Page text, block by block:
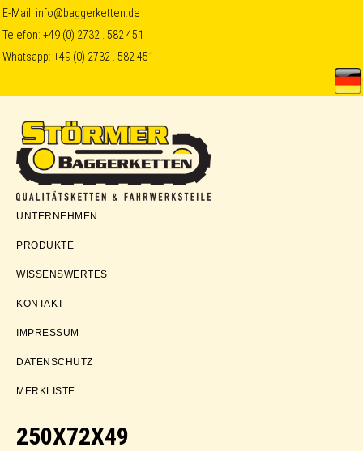
Skip
to
primary
navigation
Skip
to
content
Skip
to
E-Mail: info@baggerketten.de
Telefon:+49 (0) 2732 . 582 451
Whatsapp:+49 (0) 2732 . 582 451
Störmer
UNTERNEHMEN
PRODUKTE
WISSENSWERTES
KONTAKT
IMPRESSUM
DATENSCHUTZ
MERKLISTE
250X72X49